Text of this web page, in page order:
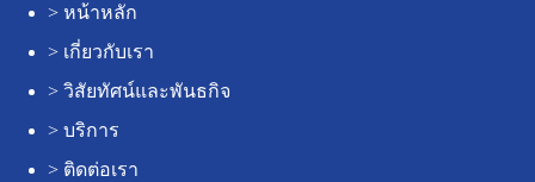
> หน้าหลัก
> เกี่ยวกับเรา
> วิสัยทัศน์และพันธกิจ
> บริการ
> ติดต่อเรา